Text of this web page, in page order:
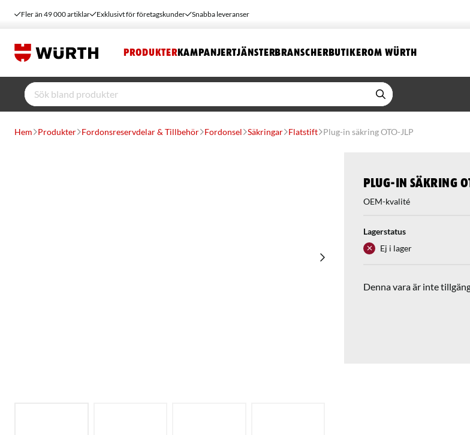
Fler än 49 000 artiklar Exklusivt för företagskunder Snabba leveranser
PRODUKTER KAMPANJERTJÄNSTERBRANSCHERBUTIKEROM WÜRTH
Hem Produkter Fordonsreservdelar & Tillbehör Fordonsel Säkringar Flatstift Plug-in säkring OTO-JLP
Plug-in säkring
OEM-kvalité
Lagerstatus
Ej i lager
Denna vara är inte